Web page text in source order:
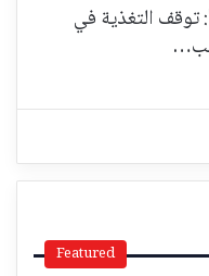
التغذية في
Featured